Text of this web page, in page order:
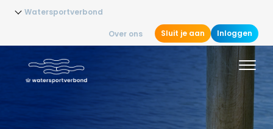
Watersportverbond
Over ons Sluit je aan Inloggen